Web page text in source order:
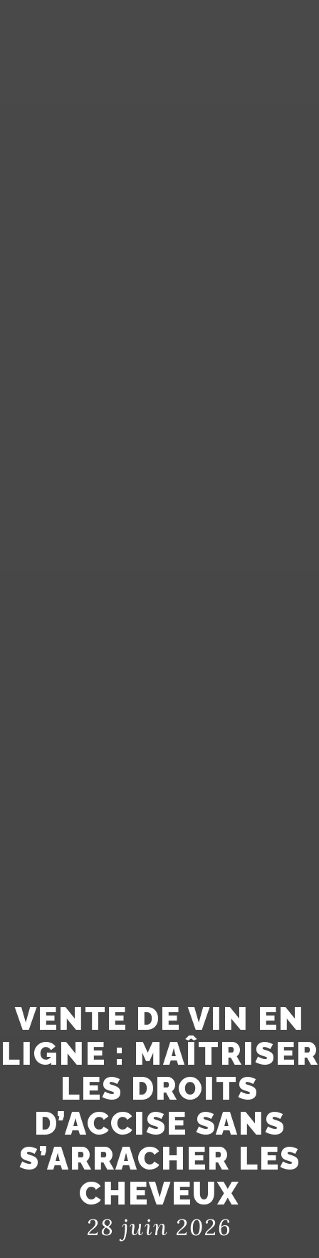
VENTE DE VIN EN
LIGNE : MAÎTRISER
LES DROITS
D’ACCISE SANS
S’ARRACHER LES
CHEVEUX
28 juin 2026